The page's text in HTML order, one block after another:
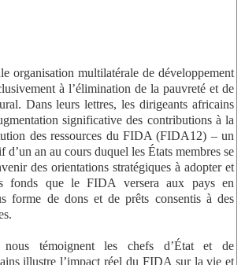
organisation multilatérale de développement
à l’élimination de la pauvreté et de
Dans leurs lettres, les dirigeants africains
significative des contributions à la
des ressources du FIDA (FIDA12) – un
d’un an au cours duquel les États membres se
des orientations stratégiques à adopter et
fonds que le FIDA versera aux pays en
forme de dons et de prêts consentis à des
témoignent les chefs d’État et de
illustre l’impact réel du FIDA sur la vie et